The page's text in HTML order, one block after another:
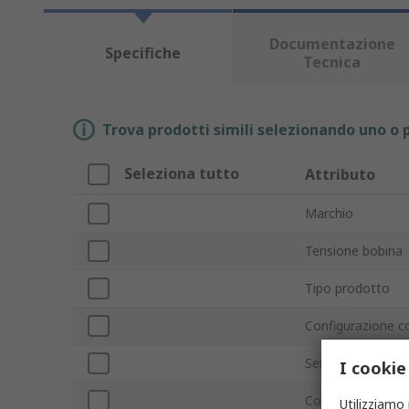
Specifiche
Documentazione
Tecnica
Trova prodotti simili selezionando uno
Seleziona tutto Attributo
Marchio
Tensione bobina
Tipo prodotto
Configurazione
Serie
Con
I